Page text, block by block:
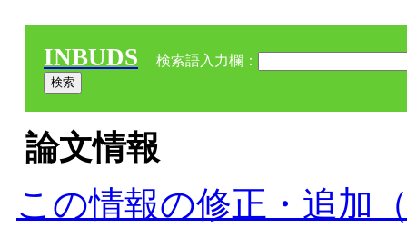
INBUDS 検索語入力欄：
論文情報
この情報の修正・追加